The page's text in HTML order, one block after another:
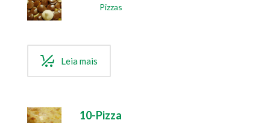
Pizzas
Leia mais
10-Pizza